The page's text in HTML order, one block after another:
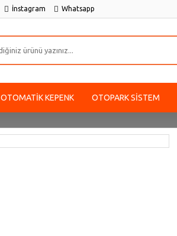
İnstagram Whatsapp
OTOMATIK KEPENK OTOPARK SISTEM